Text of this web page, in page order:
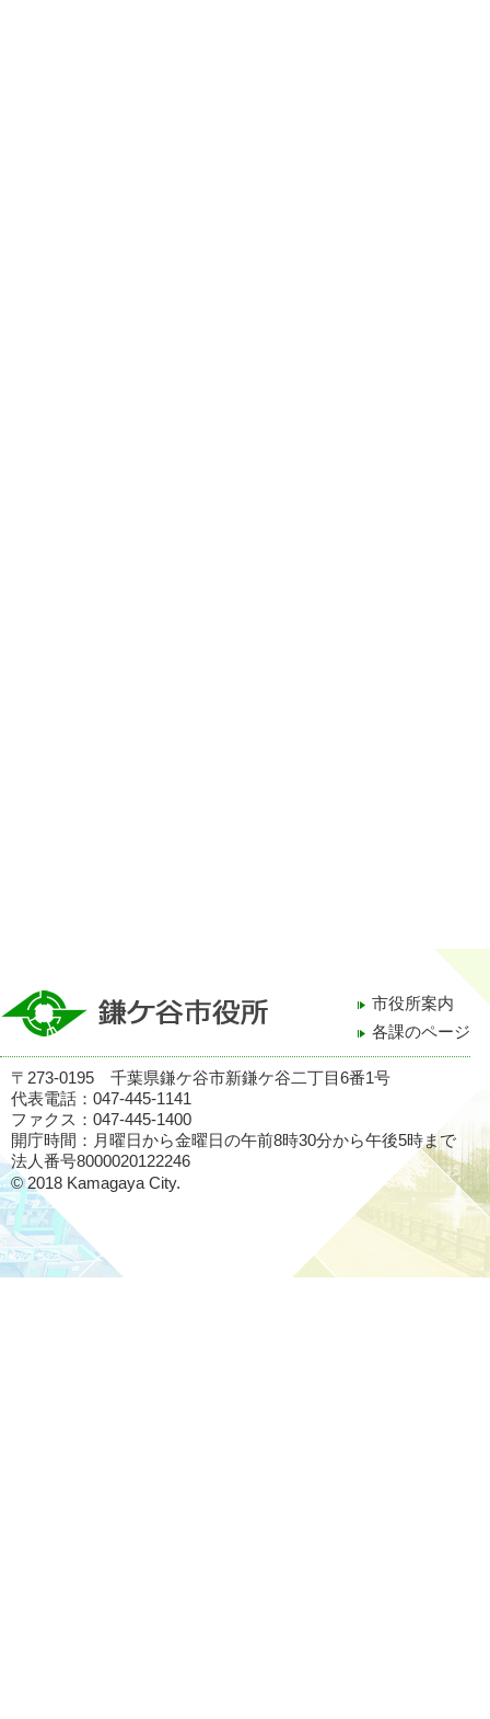
市役所案内
各課のページ
〒273-0195 千葉県鎌ケ谷市新鎌ケ谷二丁目6番1号
代表電話：047-445-1141
ファクス：047-445-1400
開庁時間：月曜日から金曜日の午前8時30分から午後5時まで
法人番号8000020122246
© 2018 Kamagaya City.